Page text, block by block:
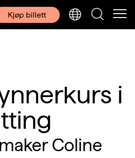
Kjøp billett
i
Coline